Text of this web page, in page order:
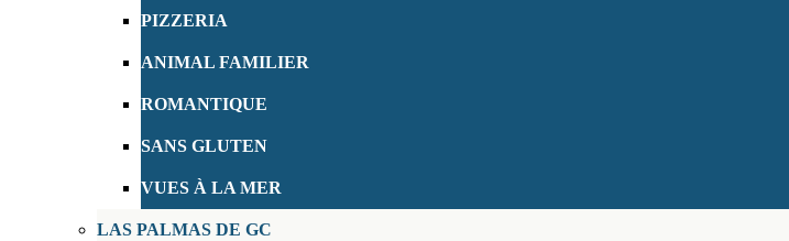
PIZZERIA
ANIMAL FAMILIER
ROMANTIQUE
SANS GLUTEN
VUES À LA MER
LAS PALMAS DE GC